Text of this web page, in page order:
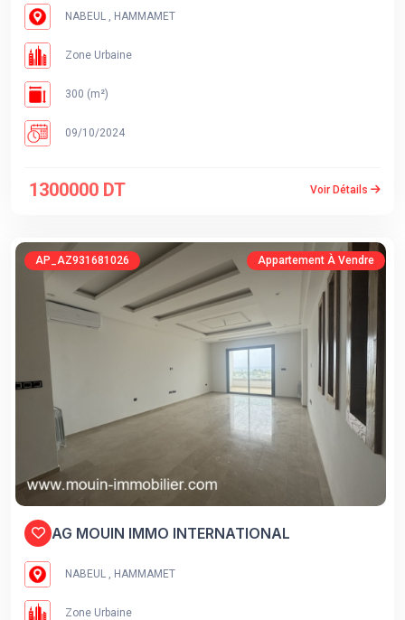
NABEUL , HAMMAMET
Zone Urbaine
300 (m²)
09/10/2024
1300000 DT Voir Détails
AP_AZ931681026 Appartement À Vendre
AG MOUIN IMMO INTERNATIONAL
NABEUL , HAMMAMET
Zone Urbaine